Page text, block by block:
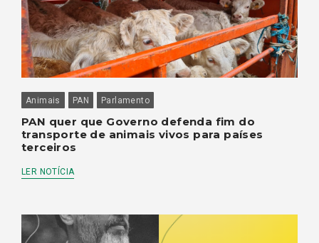
Animais PAN Parlamento
PAN quer que Governo defenda fim do
transporte de animais vivos para países
terceiros
LER NOTÍCIA